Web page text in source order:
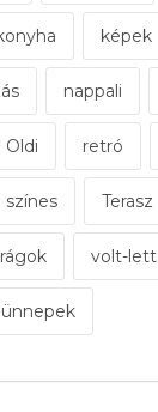
képek
nappali
Oldi retró
színes Terasz
volt-lett
ünnepek